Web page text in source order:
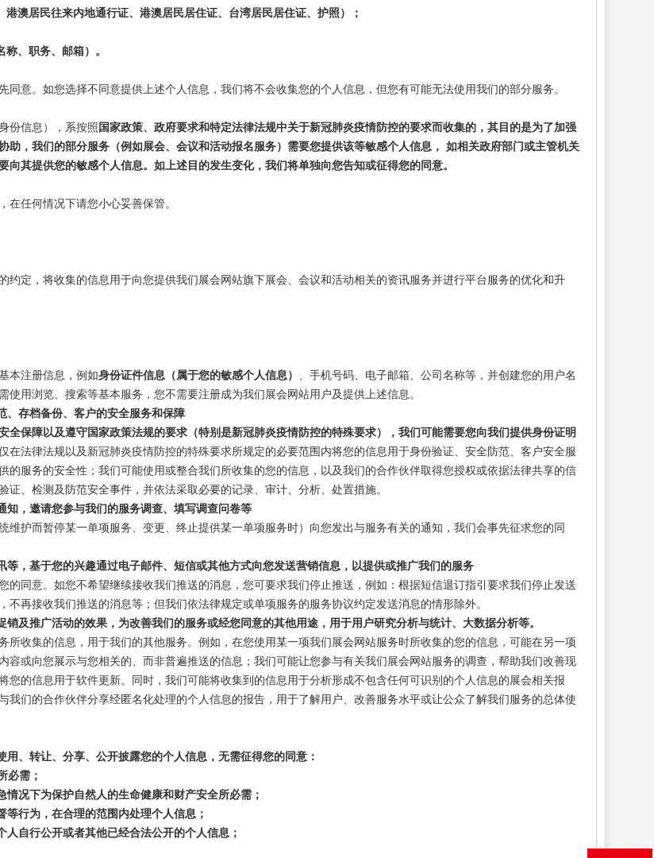
港澳居民往来内地通行证、港澳居民居住证、台湾居民居住证、护照）；
、职务、邮箱）。
同意。如您选择不同意提供上述个人信息，我们将不会收集您的个人信息，但您有可能无法使用我们的部分服务。
份信息），系按照 国家政策、政府要求和特定法律法规中关于新冠肺炎疫情防控的要求而收集的，其目的是为了加强
助，我们的部分服务（例如展会、会议和活动报名服务）需要您提供该等敏感个人信息， 如相关政府部门或主管机关
向其提供您的敏感个人信息。如上述目的发生变化，我们将单独向您告知或征得您的同意。
在任何情况下请您小心妥善保管。
约定，将收集的信息用于向您提供我们展会网站旗下展会、会议和活动相关的资讯服务并进行平台服务的优化和升
本注册信息，例如身份证件信息（属于您的敏感个人信息） 、手机号码、电子邮箱、公司名称等，并创建您的用户名
使用浏览、搜索等基本服务，您不需要注册成为我们展会网站用户及提供上述信息。
、存档备份、客户的安全服务和保障
全保障以及遵守国家政策法规的要求（特别是新冠肺炎疫情防控的特殊要求），我们可能需要您向我们提供身份证明
在法律法规以及新冠肺炎疫情防控的特殊要求所规定的必要范围内将您的信息用于身份验证、安全防范、客户安全服
的服务的安全性；我们可能使用或整合我们所收集的您的信息，以及我们的合作伙伴取得您授权或依据法律共享的信
证、检测及防范安全事件，并依法采取必要的记录、审计、分析、处置措施。
知，邀请您参与我们的服务调查、填写调查问卷等
维护而暂停某一单项服务、变更、终止提供某一单项服务时）向您发出与服务有关的通知，我们会事先征求您的同
等，基于您的兴趣通过电子邮件、短信或其他方式向您发送营销信息，以提供或推广我们的服务
的同意。如您不希望继续接收我们推送的消息，您可要求我们停止推送，例如：根据短信退订指引要求我们停止发送
不再接收我们推送的消息等；但我们依法律规定或单项服务的服务协议约定发送消息的情形除外。
及推广活动的效果，为改善我们的服务或经您同意的其他用途，用于用户研究分析与统计、大数据分析等。
所收集的信息，用于我们的其他服务。例如，在您使用某一项我们展会网站服务时所收集的您的信息，可能在另一项
容或向您展示与您相关的、而非普遍推送的信息；我们可能让您参与有关我们展会网站服务的调查，帮助我们改善现
您的信息用于软件更新。同时，我们可能将收集到的信息用于分析形成不包含任何可识别的个人信息的展会相关报
我们的合作伙伴分享经匿名化处理的个人信息的报告，用于了解用户、改善服务水平或让公众了解我们服务的总体使
用、转让、分享、公开披露您的个人信息，无需征得您的同意：
必需；
情况下为保护自然人的生命健康和财产安全所必需；
行为，在合理的范围内处理个人信息；
自行公开或者其他已经合法公开的个人信息；